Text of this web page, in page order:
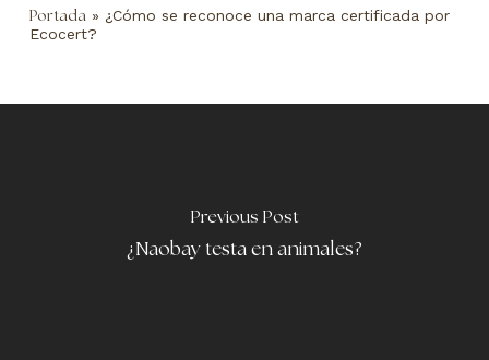
Portada » ¿Cómo se reconoce una marca certificada por
Ecocert?
Previous Post
¿Naobay testa en animales?